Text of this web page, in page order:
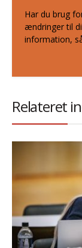
Har du brug
ændringer til
information,
Relateret